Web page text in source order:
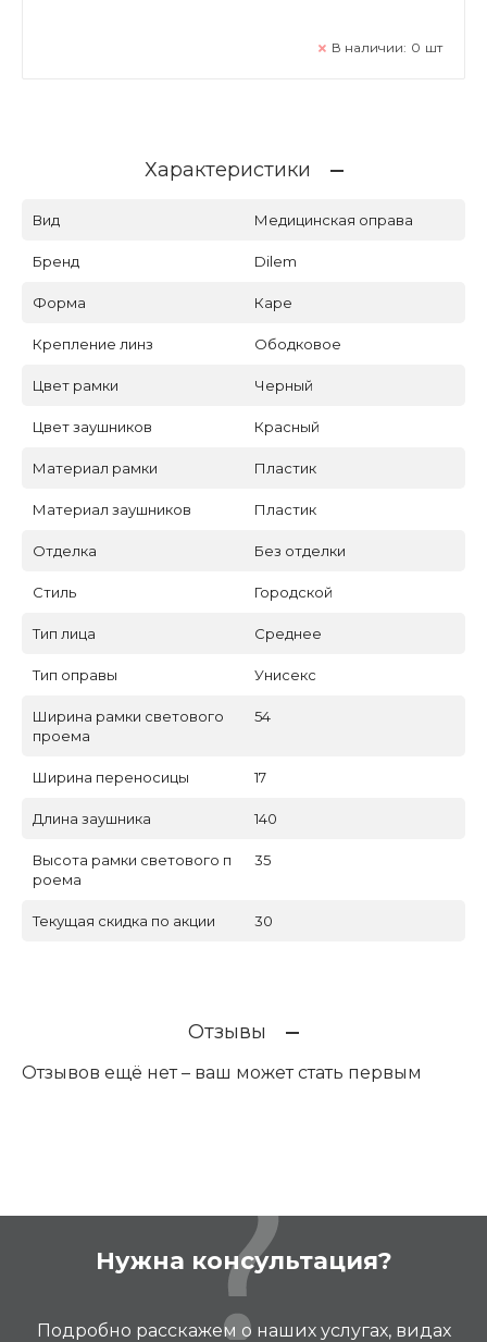
В наличии: 0 шт
Характеристики
Вид Медицинская оправа
Бренд Dilem
Форма Каре
Крепление линз Ободковое
Цвет рамки Черный
Цвет заушников Красный
Материал рамки Пластик
Материал заушников Пластик
Отделка Без отделки
Стиль Городской
Тип лица Среднее
Тип оправы Унисекс
Ширина рамки светового
проема
54
Ширина переносицы 17
Длина заушника 140
Высота рамки светового п
роема
35
Текущая скидка по акции 30
Отзывы
Отзывов ещё нет – ваш может стать первым
Нужна консультация?
Подробно расскажем о наших услугах, видах